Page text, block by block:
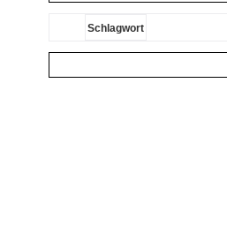
Schlagwort